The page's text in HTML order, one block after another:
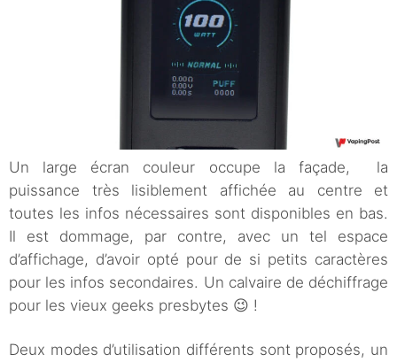
Un large écran couleur occupe la façade, la
puissance très lisiblement affichée au centre et
toutes les infos nécessaires sont disponibles en bas.
Il est dommage, par contre, avec un tel espace
d’affichage, d’avoir opté pour de si petits caractères
pour les infos secondaires. Un calvaire de déchiffrage
pour les vieux geeks presbytes 😉 !
Deux modes d’utilisation différents sont proposés, un